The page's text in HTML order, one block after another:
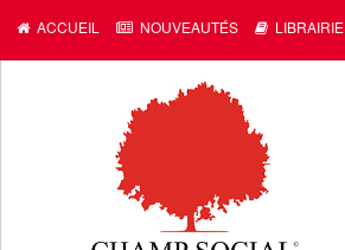
ACCUEIL NOUVEAUTÉS LIBRAIRIE